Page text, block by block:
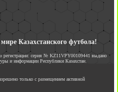
Казахстанского футбола!
регистрации: серия № KZ11VPY00109441 выдано
и информации Республики Казахстан.
только с размещением активной